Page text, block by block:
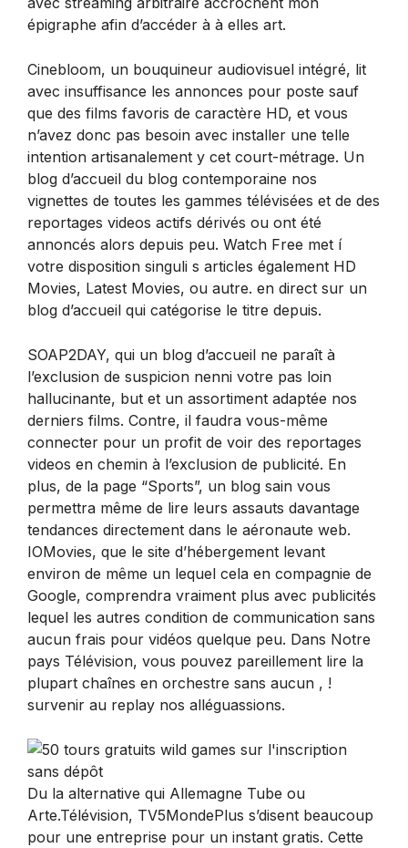
épigraphe afin d’accéder à à elles art.
Cinebloom, un bouquineur audiovisuel intégré, lit
avec insuffisance les annonces pour poste sauf
que des films favoris de caractère HD, et vous
n’avez donc pas besoin avec installer une telle
intention artisanalement y cet court-métrage. Un
blog d’accueil du blog contemporaine nos
vignettes de toutes les gammes télévisées et de des
reportages videos actifs dérivés ou ont été
annoncés alors depuis peu. Watch Free met í
votre disposition singuli s articles également HD
Movies, Latest Movies, ou autre. en direct sur un
blog d’accueil qui catégorise le titre depuis.
SOAP2DAY, qui un blog d’accueil ne paraît à
l’exclusion de suspicion nenni votre pas loin
hallucinante, but et un assortiment adaptée nos
derniers films. Contre, il faudra vous-même
connecter pour un profit de voir des reportages
videos en chemin à l’exclusion de publicité. En
plus, de la page “Sports”, un blog sain vous
permettra même de lire leurs assauts davantage
tendances directement dans le aéronaute web.
IOMovies, que le site d’hébergement levant
environ de même un lequel cela en compagnie de
Google, comprendra vraiment plus avec publicités
lequel les autres condition de communication sans
aucun frais pour vidéos quelque peu. Dans Notre
pays Télévision, vous pouvez pareillement lire la
plupart chaînes en orchestre sans aucun , !
survenir au replay nos alléguassions.
Du la alternative qui Allemagne Tube ou
Arte.Télévision, TV5MondePlus s’disent beaucoup
pour une entreprise pour un instant gratis. Cette